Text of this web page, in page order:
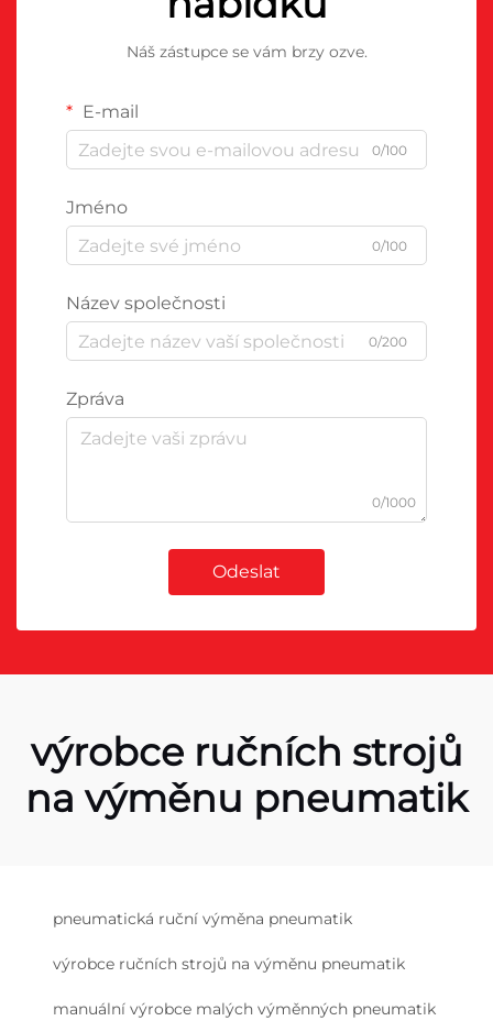
Náš zástupce se vám brzy ozve.
E-mail
0/100
Jméno
0/100
Název společnosti
0/200
Zpráva
0/1000
Odeslat
výrobce ručních strojů
na výměnu pneumatik
pneumatická ruční výměna pneumatik
výrobce ručních strojů na výměnu pneumatik
manuální výrobce malých výměnných pneumatik